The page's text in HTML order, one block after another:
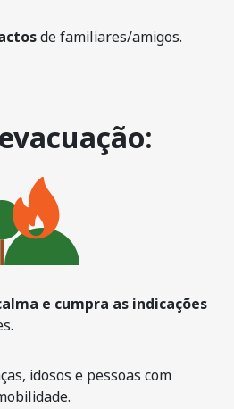
de familiares/amigos.
e cumpra as indicações
idosos e pessoas com